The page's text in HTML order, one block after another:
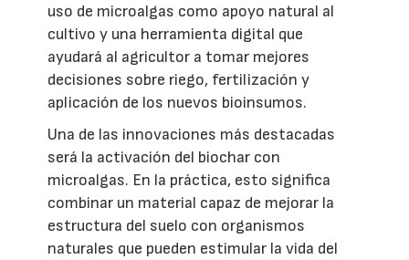
uso de microalgas como apoyo natural al
cultivo y una herramienta digital que
ayudará al agricultor a tomar mejores
decisiones sobre riego, fertilización y
aplicación de los nuevos bioinsumos.
Una de las innovaciones más destacadas
será la activación del biochar con
microalgas. En la práctica, esto significa
combinar un material capaz de mejorar la
estructura del suelo con organismos
naturales que pueden estimular la vida del